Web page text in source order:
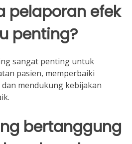
pelaporan efek
penting?
sangat penting untuk
pasien, memperbaiki
mendukung kebijakan
bertanggung